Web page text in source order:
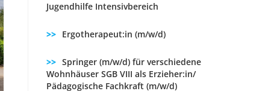
Jugendhilfe Intensivbereich
Ergotherapeut:in (m/w/d)
Springer (m/w/d) für verschiedene
Wohnhäuser SGB VIII als Erzieher:in/
Pädagogische Fachkraft (m/w/d)